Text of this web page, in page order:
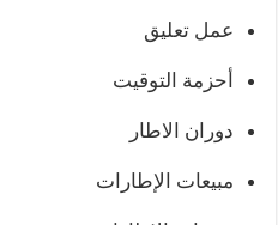
عمل تعليق
أحزمة التوقيت
دوران الاطار
مبيعات الإطارات